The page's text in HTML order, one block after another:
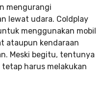
mengurangi
lewat udara. Coldplay
menggunakan mobil
ataupun kendaraan
Meski begitu, tentunya
tetap harus melakukan